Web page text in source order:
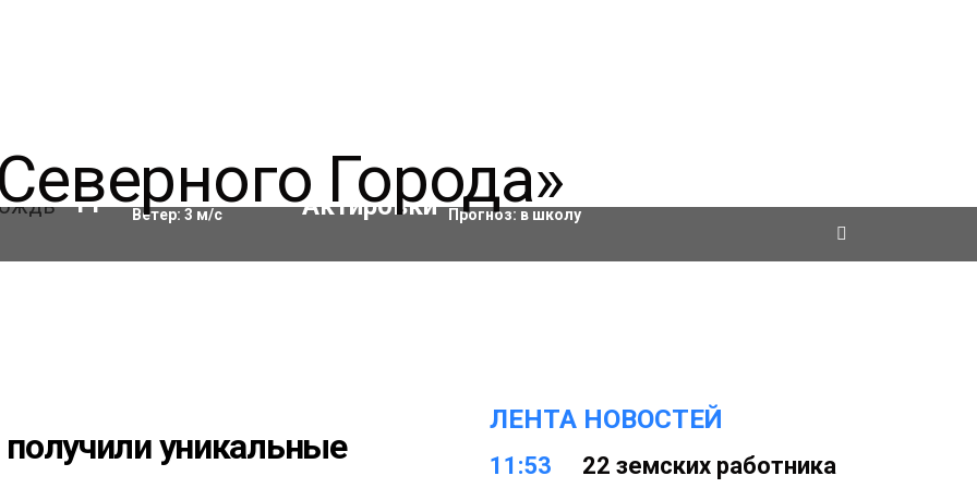
11°C Влажность:90%
Ветер: 3 м/с
Актировки
Прогноз: в школу
уникальные
ЛЕНТА НОВОСТЕЙ
11:53
22 земских работника